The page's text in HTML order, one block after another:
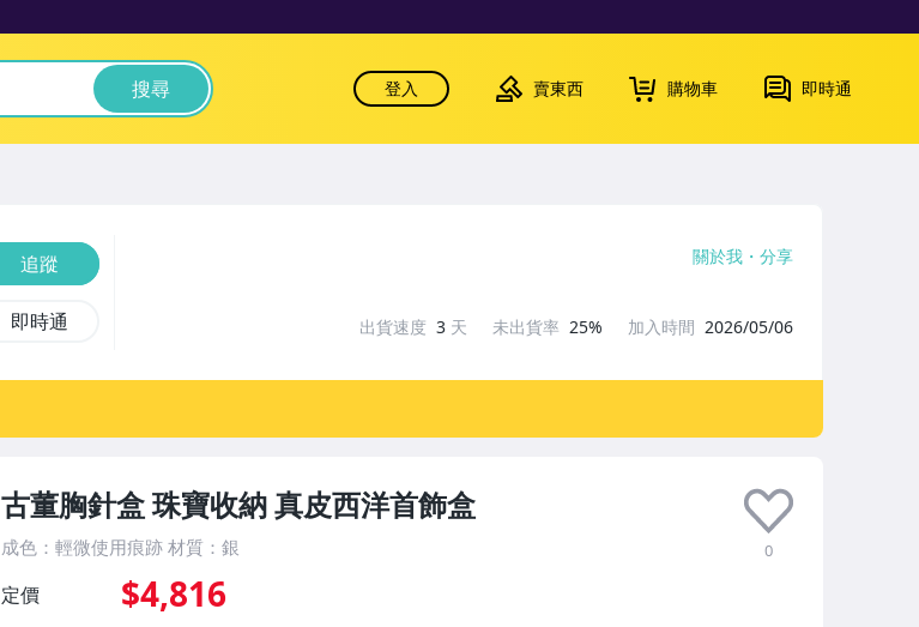
搜尋 登入 賣東西 購物車 即時通
古董胸針盒 珠寶收納 真皮西洋首飾盒
0
成色：輕微使用痕跡 材質：銀
定價 $4,816
追蹤
即時通
關於我 分享
出貨速度 3 天 未出貨率 25% 加入時間 2026/05/06